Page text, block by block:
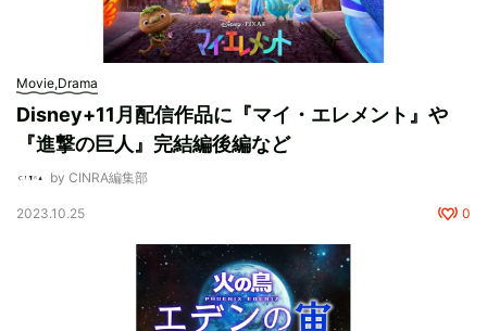
Movie,Drama
Disney+11月配信作品に『マイ・エレメント』や
『進撃の巨人』完結編後編など
by CINRA編集部
2023.10.25 0